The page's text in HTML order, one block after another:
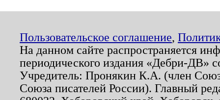
Пользовательское соглашение,
На данном сайте распространяется
периодического издания «Дебри-ДВ»
Учредитель: Пронякин К.А. (член
Союза писателей России). Главный